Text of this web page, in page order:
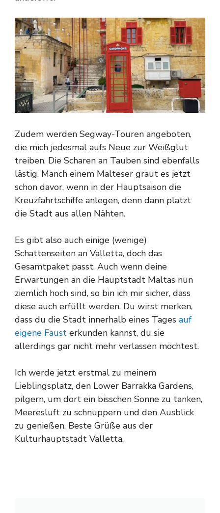
Zudem werden Segway-Touren angeboten,
die mich jedesmal aufs Neue zur Weißglut
treiben. Die Scharen an Tauben sind ebenfalls
lästig. Manch einem Malteser graut es jetzt
schon davor, wenn in der Hauptsaison die
Kreuzfahrtschiffe anlegen, denn dann platzt
die Stadt aus allen Nähten.
Es gibt also auch einige (wenige)
Schattenseiten an Valletta, doch das
Gesamtpaket passt. Auch wenn deine
Erwartungen an die Hauptstadt Maltas nun
ziemlich hoch sind, so bin ich mir sicher, dass
diese auch erfüllt werden. Du wirst merken,
dass du die Stadt innerhalb eines Tages auf
eigene Faust erkunden kannst, du sie
allerdings gar nicht mehr verlassen möchtest.
Ich werde jetzt erstmal zu meinem
Lieblingsplatz, den Lower Barrakka Gardens,
pilgern, um dort ein bisschen Sonne zu tanken,
Meeresluft zu schnuppern und den Ausblick
zu genießen. Beste Grüße aus der
Kulturhauptstadt Valletta.